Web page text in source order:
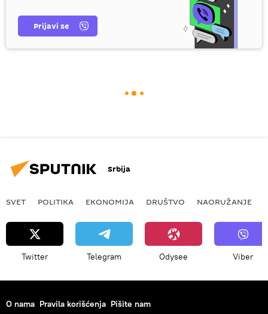
Prijavi se
Srbija
SVET POLITIKA EKONOMIJA DRUŠTVO NAORUŽANJE
Twitter Telegram Odysee Viber
O nama Pravila korišćenja Pišite nam